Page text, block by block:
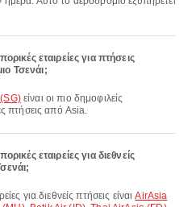
εταιρείες για πτήσεις
Τσενάι;
είναι οι πιο δημοφιλείς
πτήσεις από Asia.
εταιρείες για διεθνείς
για διεθνείς πτήσεις είναιAirAsia